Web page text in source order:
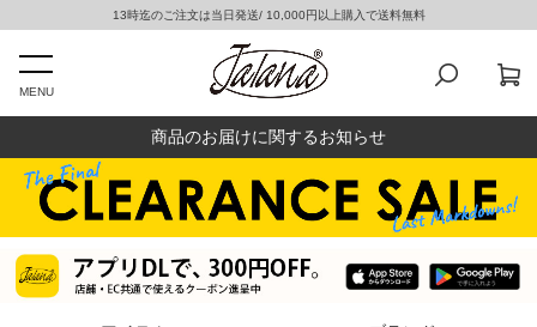
13時迄のご注文は当日発送/ 10,000円以上購入で送料無料
MENU
商品のお届けに関するお知らせ